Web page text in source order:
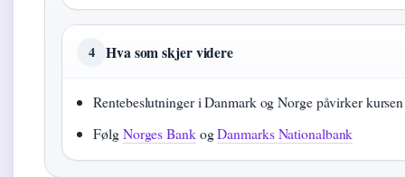
4 Hva som skjer videre
Rentebeslutninger i Danmark og Norge påvirker
FølgNorges BankogDanmarks Nationalbank